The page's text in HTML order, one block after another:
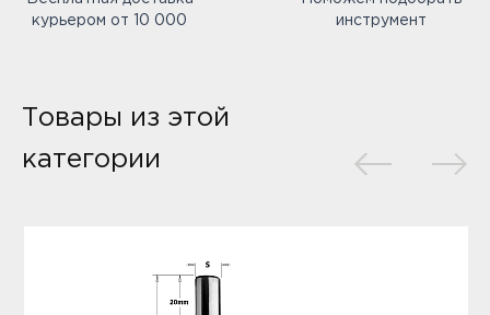
курьером от 10 000
инструмент
Товары из этой
категории